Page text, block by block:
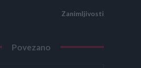
Zanimljivosti
Povezano